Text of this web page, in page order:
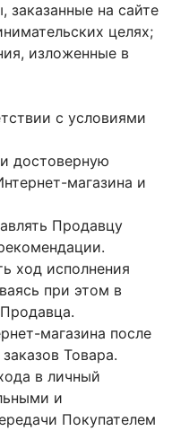
заказанные на сайте
целях;
изложенные в
с условиями
достоверную
магазина и
Продавцу
ход исполнения
при этом в
магазина после
Товара.
в личный
и
Покупателем